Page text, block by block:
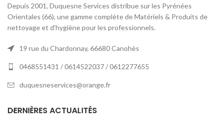
Depuis 2001, Duquesne Services distribue sur les Pyrénées
Orientales (66), une gamme complète de Matériels & Produits de
nettoyage et d'hygiène pour les professionnels.
19 rue du Chardonnay, 66680 Canohès
0468551431 / 0614522037 / 0612277655
duquesneservices@orange.fr
DERNIÈRES ACTUALITÉS